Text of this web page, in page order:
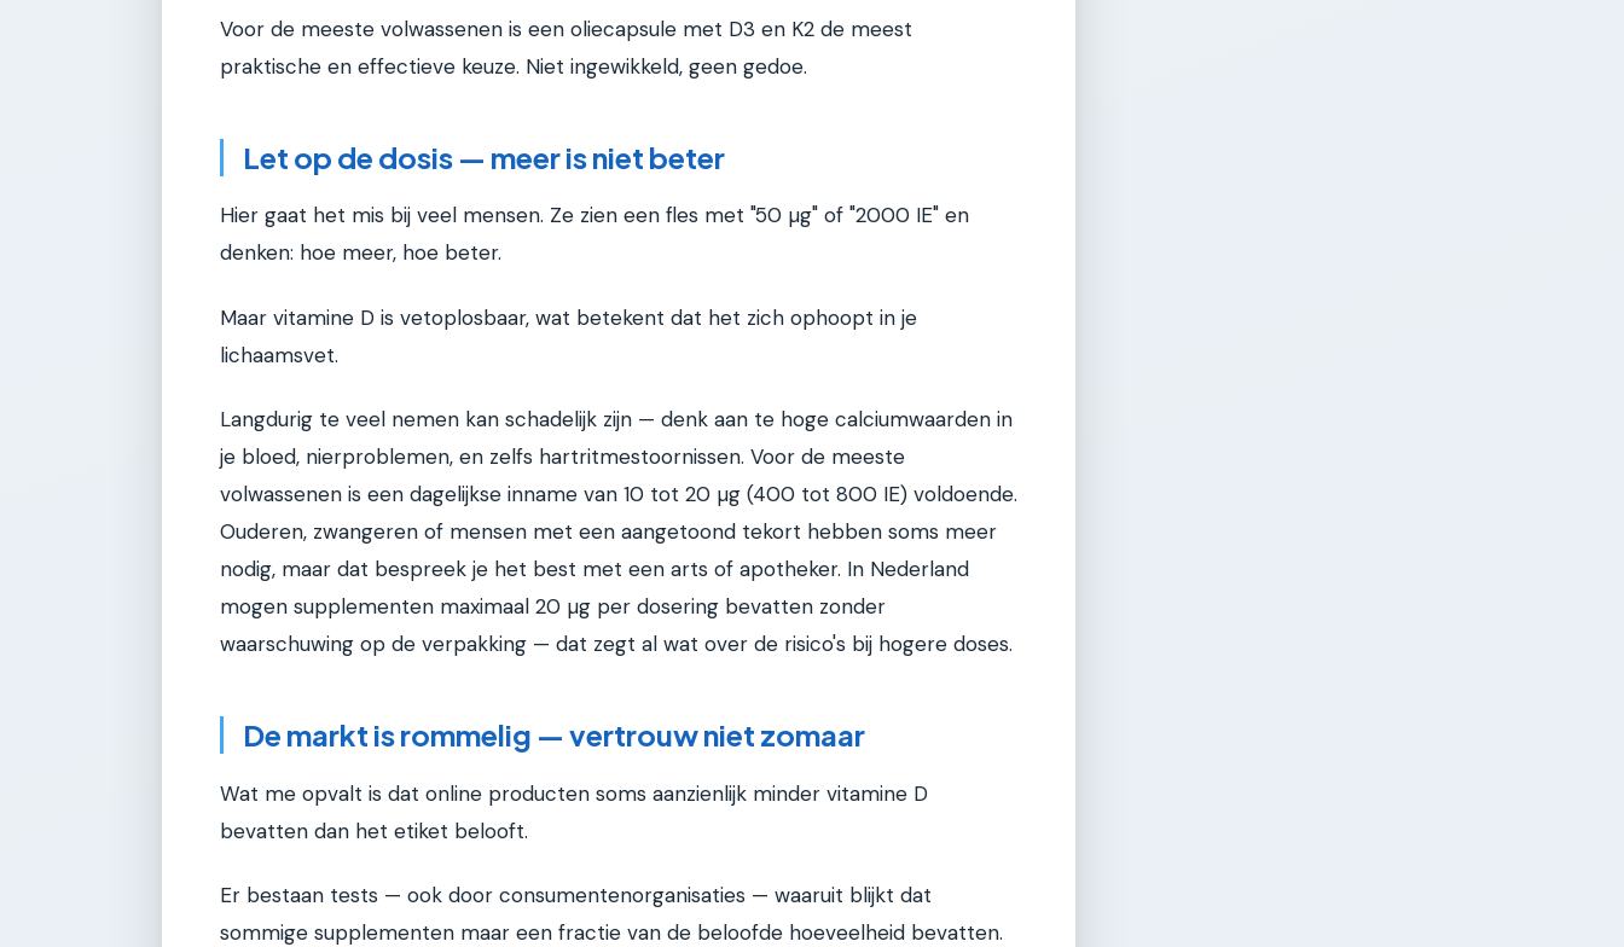
Voor de meeste volwassenen is een oliecapsule met D3 en K2 de meest
praktische en effectieve keuze. Niet ingewikkeld, geen gedoe.
Let op de dosis — meer is niet beter
Hier gaat het mis bij veel mensen. Ze zien een fles met "50 µg" of "2000 IE" en
denken: hoe meer, hoe beter.
Maar vitamine D is vetoplosbaar, wat betekent dat het zich ophoopt in je
lichaamsvet.
Langdurig te veel nemen kan schadelijk zijn — denk aan te hoge calciumwaarden in
je bloed, nierproblemen, en zelfs hartritmestoornissen. Voor de meeste
volwassenen is een dagelijkse inname van 10 tot 20 µg (400 tot 800 IE) voldoende.
Ouderen, zwangeren of mensen met een aangetoond tekort hebben soms meer
nodig, maar dat bespreek je het best met een arts of apotheker. In Nederland
mogen supplementen maximaal 20 µg per dosering bevatten zonder
waarschuwing op de verpakking — dat zegt al wat over de risico's bij hogere doses.
De markt is rommelig — vertrouw niet zomaar
Wat me opvalt is dat online producten soms aanzienlijk minder vitamine D
bevatten dan het etiket belooft.
Er bestaan tests — ook door consumentenorganisaties — waaruit blijkt dat
sommige supplementen maar een fractie van de beloofde hoeveelheid bevatten.